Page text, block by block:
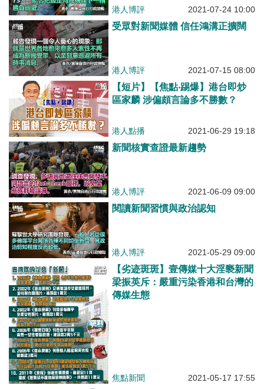
港人博評 2021-07-24 10:00
受眾對新聞媒體 信任鴻溝正擴闊
港人博評 2021-07-15 08:00
【短片】【焦點‧踢爆】港台即炒
區家麟 涉偏頗言論多不勝數？
港人點播 2021-06-29 19:18
新聞核實查證最新趨勢
港人博評 2021-06-09 09:00
閱讀新聞習慣與政治認知
港人博評 2021-05-29 09:00
【劣迹斑斑】壹傳媒十大淫褻新聞
梁振英斥：嚴重污染香港和台灣的
傳媒生態
焦點新聞 2021-05-17 17:55